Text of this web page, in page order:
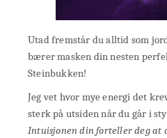
Utad fremstår du alltid som
bærer masken din nesten
Steinbukken!
Jeg vet hvor mye energi det
sterk på utsiden når du går i
Intuisjonen din forteller deg at